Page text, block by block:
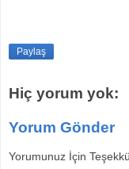
Paylaş
Hiç yorum yok:
Yorum Gönder
Yorumunuz İçin